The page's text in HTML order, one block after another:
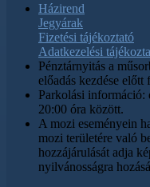
Házirend
Jegyárak
Fizetési tájékoztató
Adatkezelési
Pénztárnyitás a
előadás kezdése előtt
Parkolási információ:
20:00 óra között.
A mozi eseményein
mozi területére való
hozzájárulását adja
nyilvánosságra